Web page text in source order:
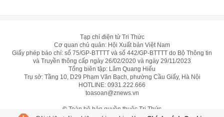
Tạp chí điện tử Tri Thức
Cơ quan chủ quản: Hội Xuất bản Việt Nam
Giấy phép báo chí: số 75/GP-BTTTT và số 442/GP-BTTTT do Bộ Thông tin
và Truyền thông cấp ngày 26/02/2020 và ngày 29/11/2023
Tổng biên tập: Lâm Quang Hiếu
Trụ sở: Tầng 10, D29 Phạm Văn Bạch, phường Cầu Giấy, Hà Nội
HOTLINE: 0931.222.666
toasoan@znews.vn
© Toàn bộ bản quyền thuộc Tri Thức